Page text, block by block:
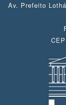
Av. Prefeito